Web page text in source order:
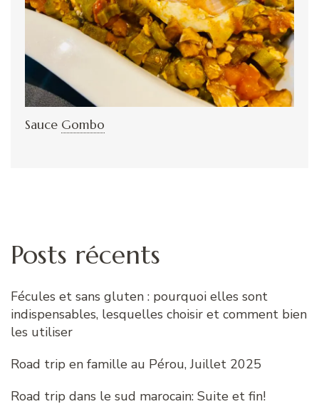
Sauce Gombo
Posts récents
Fécules et sans gluten : pourquoi elles sont
indispensables, lesquelles choisir et comment bien
les utiliser
Road trip en famille au Pérou, Juillet 2025
Road trip dans le sud marocain: Suite et fin!